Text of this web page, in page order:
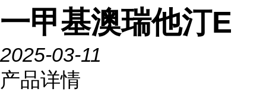
一甲基澳瑞他汀E
2025-03-11
产品详情